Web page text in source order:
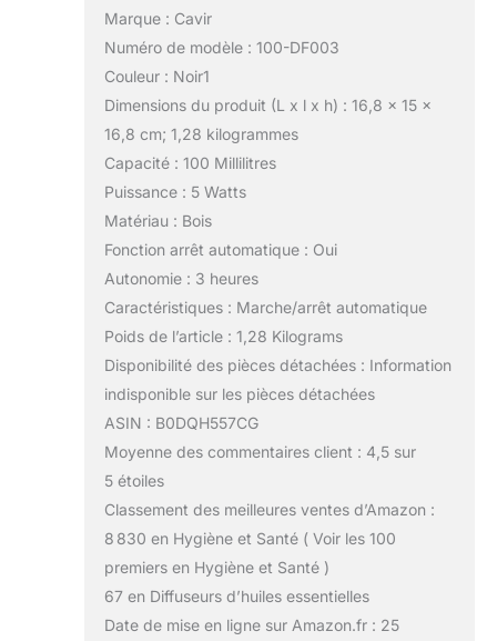
Marque : Cavir
Numéro de modèle : 100-DF003
Couleur : Noir1
Dimensions du produit (L x l x h) : 16,8 x 15 x
16,8 cm; 1,28 kilogrammes
Capacité : 100 Millilitres
Puissance : 5 Watts
Matériau : Bois
Fonction arrêt automatique : Oui
Autonomie : 3 heures
Caractéristiques : Marche/arrêt automatique
Poids de l’article : 1,28 Kilograms
Disponibilité des pièces détachées : Information
indisponible sur les pièces détachées
ASIN : B0DQH557CG
Moyenne des commentaires client : 4,5 sur
5 étoiles
Classement des meilleures ventes d’Amazon :
8 830 en Hygiène et Santé ( Voir les 100
premiers en Hygiène et Santé )
67 en Diffuseurs d’huiles essentielles
Date de mise en ligne sur Amazon.fr : 25